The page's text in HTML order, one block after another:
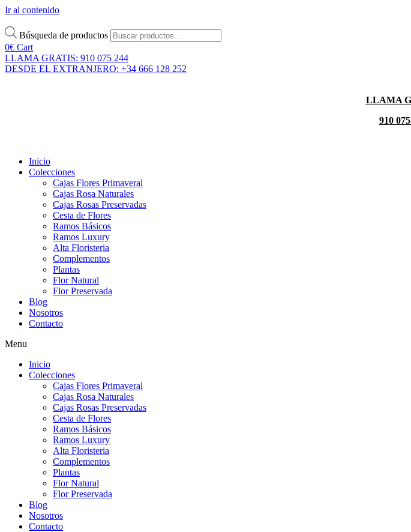
Ir al contenido
Búsqueda de productos
0€ Cart
LLAMA GRATIS: 910 075 244
DESDE EL EXTRANJERO: +34 666 128 252
LLAMA
910
Inicio
Colecciones
Cajas Flores Primaveral
Cajas Rosa Naturales
Cajas Rosas Preservadas
Cesta de Flores
Ramos Básicos
Ramos Luxury
Alta Floristeria
Complementos
Plantas
Flor Natural
Flor Preservada
Blog
Nosotros
Contacto
Menu
Inicio
Colecciones
Cajas Flores Primaveral
Cajas Rosa Naturales
Cajas Rosas Preservadas
Cesta de Flores
Ramos Básicos
Ramos Luxury
Alta Floristeria
Complementos
Plantas
Flor Natural
Flor Preservada
Blog
Nosotros
Contacto